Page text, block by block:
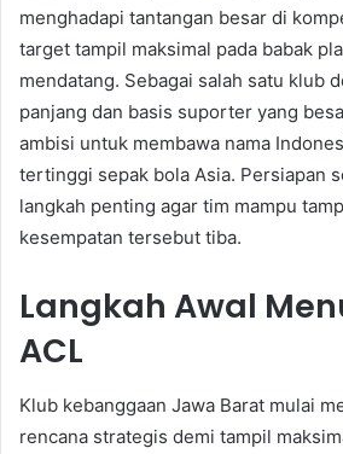
menghadapi tantangan besar di
target tampil maksimal pada babak
mendatang. Sebagai salah satu klub
panjang dan basis suporter yang
ambisi untuk membawa nama
tertinggi sepak bola Asia. Persiapan
langkah penting agar tim mampu
kesempatan tersebut tiba.
Langkah Awal
ACL
Klub kebanggaan Jawa Barat mulai
rencana strategis demi tampil